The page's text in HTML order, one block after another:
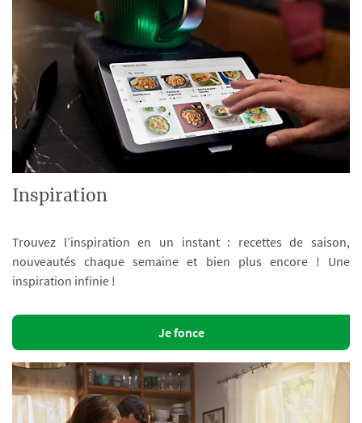
Inspiration
Trouvez l’inspiration en un instant : recettes de saison,
nouveautés chaque semaine et bien plus encore ! Une
inspiration infinie !
Je fonce